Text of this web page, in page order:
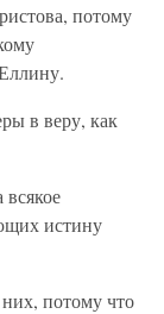
потому
в веру, как
истину
потому что